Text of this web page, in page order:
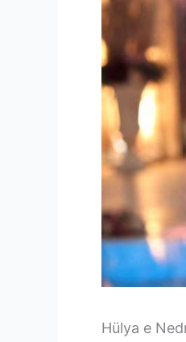
Hülya e